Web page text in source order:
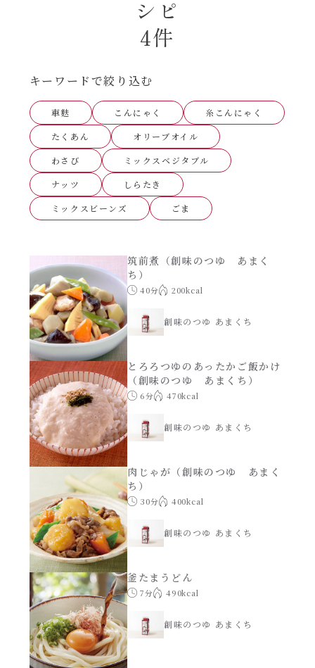
朝シャン（パン派）
時短（調理時間10分以下）
お弁当
お祝い
主菜
副菜
ごはんもの
サラダ
スープ
本気中華
肉ピクキノピク
鍋
グラタン/ドリア
シャンタン粉末（シャンタンチーズニングを
含む）
あえるハコネーゼ明太子
あえるハコネーゼナポリタン
あえるハコネーゼジェノベーゼ
あえるハコネーゼペペロンチーノ
あえるハコネーゼたらこクリーム
シャンタンシリーズ
シャンタン粉末
創味のつゆ
創味のつゆあまくち
創味のつゆ減塩
京の和風だし
白だし
カレーだし
そうめんつゆ
すき焼のたれ
焼肉のたれ 初代
シピ
4件
キーワードで絞り込む
車麩 こんにゃく
糸こんにゃく
たくあん
オリーブオイル
わさび
ミックスベジタブル
ナッツ
しらたき
ミックスビーンズ
ごま
筑前煮（創味のつゆ あまく
ち）
40分 200kcal
創味のつゆ あまくち
とろろつゆのあったかご飯かけ
（創味のつゆ あまくち）
6分 470kcal
創味のつゆ あまくち
肉じゃが（創味のつゆ あまく
ち）
30分 400kcal
創味のつゆ あまくち
釜たまうどん
7分 490kcal
創味のつゆ あまくち